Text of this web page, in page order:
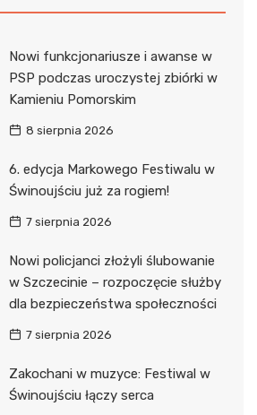
Nowi funkcjonariusze i awanse w
PSP podczas uroczystej zbiórki w
Kamieniu Pomorskim
8 sierpnia 2026
6. edycja Markowego Festiwalu w
Świnoujściu już za rogiem!
7 sierpnia 2026
Nowi policjanci złożyli ślubowanie
w Szczecinie – rozpoczęcie służby
dla bezpieczeństwa społeczności
7 sierpnia 2026
Zakochani w muzyce: Festiwal w
Świnoujściu łączy serca